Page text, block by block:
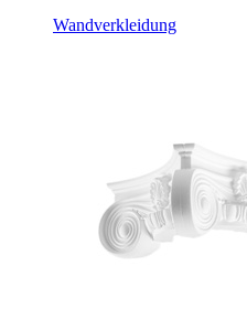
Wandverkleidung